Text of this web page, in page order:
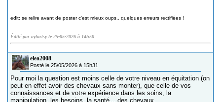
edit: se relire avant de poster c'est mieux oups.. quelques erreurs rectifiées !
Édité par aylartsy le 25-05-2026 à 14h50
elea2008
Posté le 25/05/2026 à 15h31
Pour moi la question est moins celle de votre niveau en équitation (on
peut en effet avoir des chevaux sans monter), que celle de vos
connaissances et de votre expérience dans les soins, la
manipulation, les besoins, la santé... des chevaux.